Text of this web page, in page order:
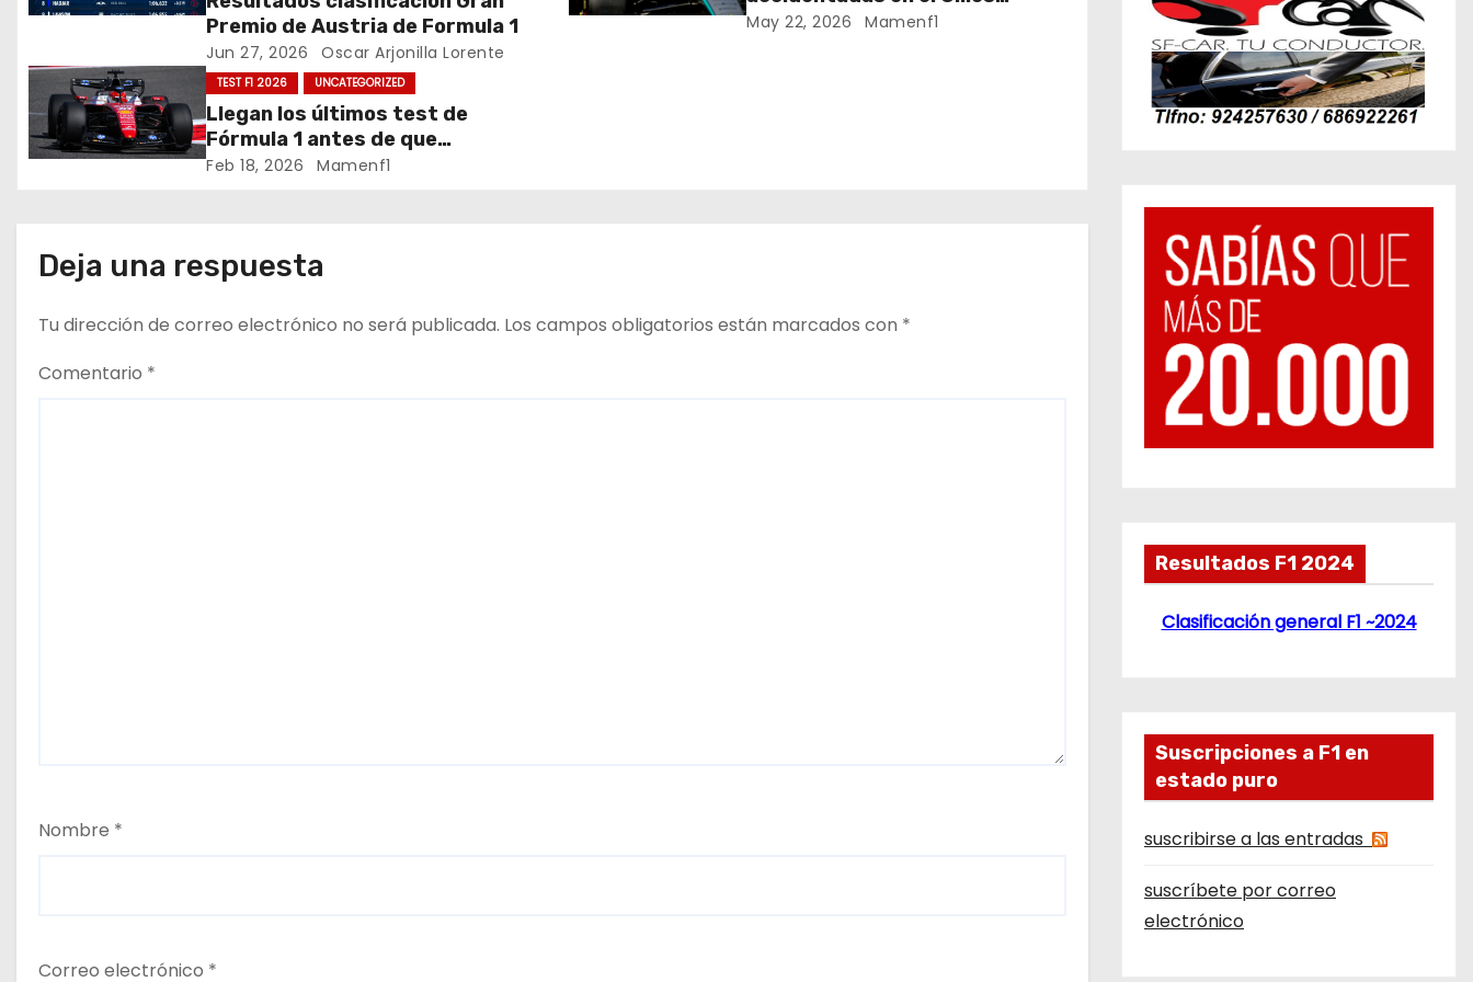
ó
e
e
n
Premio de Austria de Formula 1
Jun 27, 2026 Oscar Arjonilla Lorente
Villeneuve deja a Fernando en
May 22, 2026 Mamenf1
TEST F1 2026 UNCATEGORIZED
Llegan los últimos test de
Fórmula 1 antes de que
comience la nueva temporada
Feb 18, 2026 Mamenf1
Deja una respuesta
Tu dirección de correo electrónico no será publicada. Los campos obligatorios están marcados con *
Comentario *
Nombre *
Correo electrónico *
Resultados F1 2024
Clasificación general F1 ~2024
Suscripciones a F1 en
estado puro
suscribirse a las entradas
suscríbete por correo
electrónico